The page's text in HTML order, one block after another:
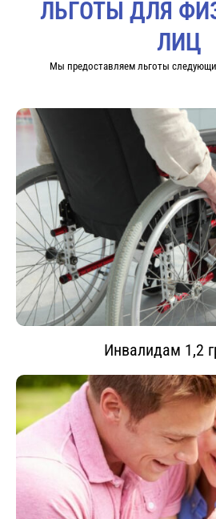
ЛЬГОТЫ ДЛЯ
ЛИЦ
Мы предоставляем льготы
Инвалидам 1,2